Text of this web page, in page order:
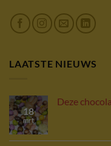
LAATSTE NIEUWS
18
mrt
Deze